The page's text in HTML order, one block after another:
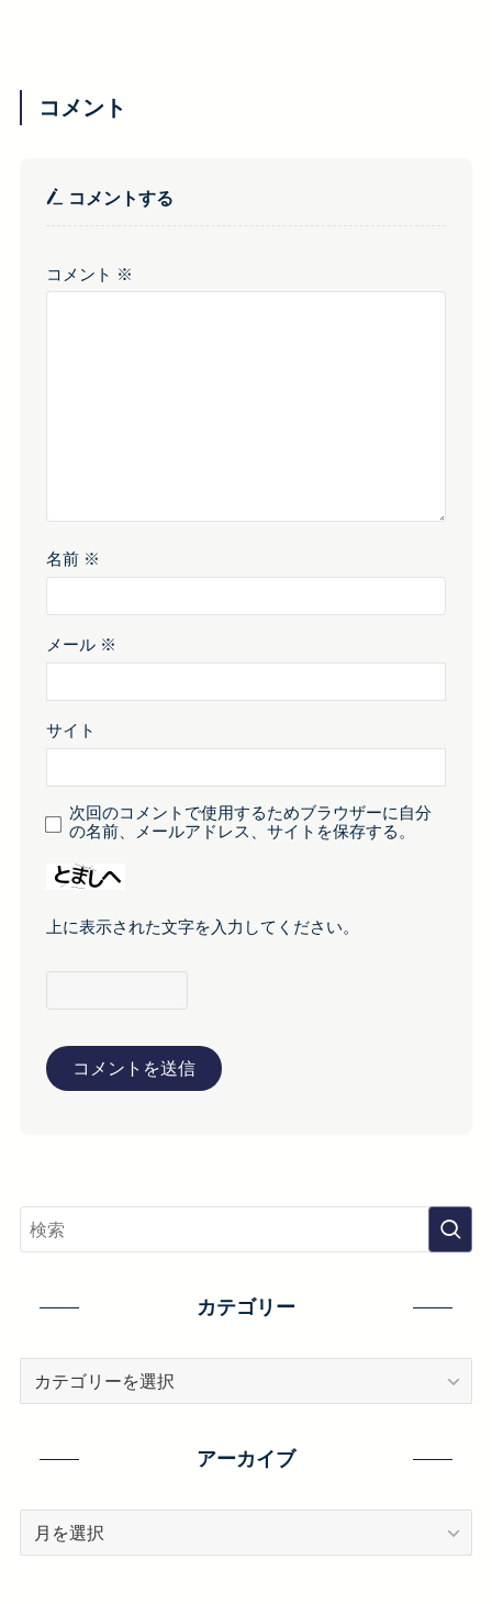
コメント
コメントする
コメント ※
名前 ※
メール ※
サイト
次回のコメントで使用するためブラウザーに自分
の名前、メールアドレス、サイトを保存する。
上に表示された文字を入力してください。
カテゴリー
アーカイブ